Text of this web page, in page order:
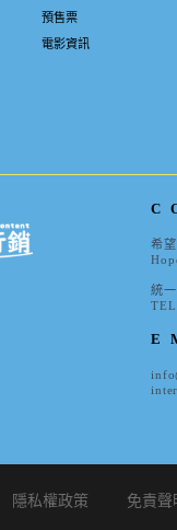
預售票
電影資訊
希
統
隱私權政策 免責聲